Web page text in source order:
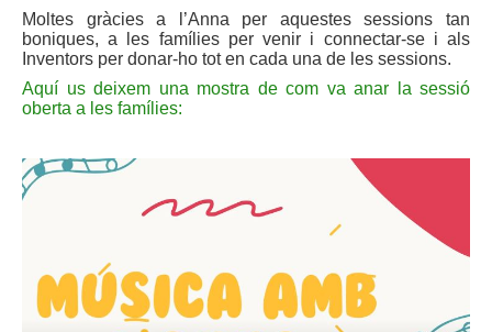
Moltes gràcies a l’Anna per aquestes sessions tan
boniques, a les famílies per venir i connectar-se i als
Inventors per donar-ho tot en cada una de les sessions.
Aquí us deixem una mostra de com va anar la sessió
oberta a les famílies: